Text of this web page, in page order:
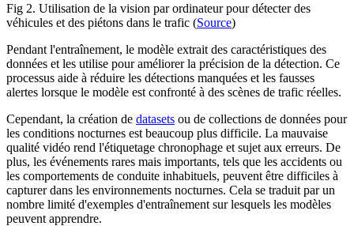
Fig 2. Utilisation de la vision par ordinateur pour détecter des
véhicules et des piétons dans le trafic (Source)
Pendant l'entraînement, le modèle extrait des caractéristiques des
données et les utilise pour améliorer la précision de la détection. Ce
processus aide à réduire les détections manquées et les fausses
alertes lorsque le modèle est confronté à des scènes de trafic réelles.
Cependant, la création de datasets ou de collections de données pour
les conditions nocturnes est beaucoup plus difficile. La mauvaise
qualité vidéo rend l'étiquetage chronophage et sujet aux erreurs. De
plus, les événements rares mais importants, tels que les accidents ou
les comportements de conduite inhabituels, peuvent être difficiles à
capturer dans les environnements nocturnes. Cela se traduit par un
nombre limité d'exemples d'entraînement sur lesquels les modèles
peuvent apprendre.